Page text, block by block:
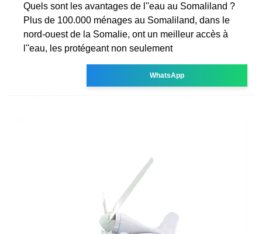
Quels sont les avantages de l''eau au Somaliland ?
Plus de 100.000 ménages au Somaliland, dans le
nord-ouest de la Somalie, ont un meilleur accès à
l''eau, les protégeant non seulement
WhatsApp